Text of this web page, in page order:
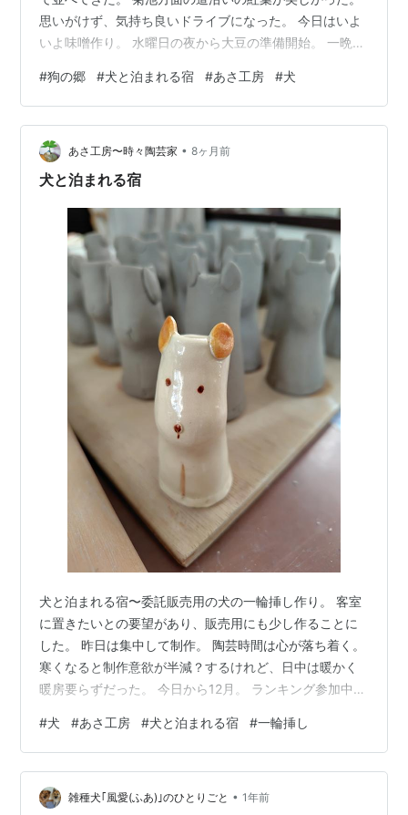
思いがけず、気持ち良いドライブになった。 今日はいよ
いよ味噌作り。 水曜日の夜から大豆の準備開始。 一晩水
加中美術室
#狗の郷 #犬と泊まれる宿 #あさ工房 #犬
あさ工房〜時々陶芸家 • 8ヶ月前
犬と泊まれる宿
犬と泊まれる宿〜委託販売用の犬の一輪挿し作り。 客室
に置きたいとの要望があり、販売用にも少し作ることに
した。 昨日は集中して制作。 陶芸時間は心が落ち着く。
寒くなると制作意欲が半減？するけれど、日中は暖かく
暖房要らずだった。 今日から12月。 ランキング参加中美
#犬 #あさ工房 #犬と泊まれる宿 #一輪挿し
雑種犬｢風愛(ふあ)｣のひとりごと • 1年前